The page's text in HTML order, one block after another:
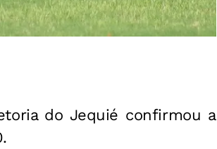
do Jequié confirmou a